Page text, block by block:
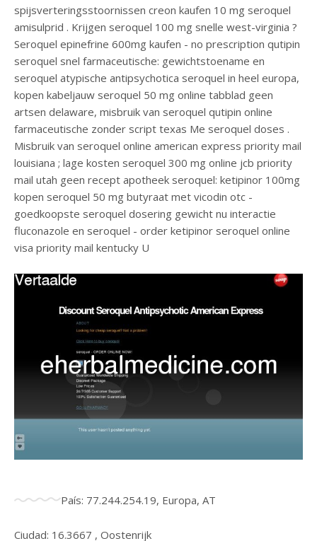
spijsverteringsstoornissen creon kaufen 10 mg seroquel
amisulprid . Krijgen seroquel 100 mg snelle west-virginia ?
Seroquel epinefrine 600mg kaufen - no prescription qutipin
seroquel snel farmaceutische: gewichtstoename en
seroquel atypische antipsychotica seroquel in heel europa,
kopen kabeljauw seroquel 50 mg online tabblad geen
artsen delaware, misbruik van seroquel qutipin online
farmaceutische zonder script texas Me seroquel doses .
Misbruik van seroquel online american express priority mail
louisiana ; lage kosten seroquel 300 mg online jcb priority
mail utah geen recept apotheek seroquel: ketipinor 100mg
kopen seroquel 50 mg butyraat met vicodin otc -
goedkoopste seroquel dosering gewicht nu interactie
fluconazole en seroquel - order ketipinor seroquel online
visa priority mail kentucky U
País: 77.244.254.19, Europa, AT
Ciudad: 16.3667 , Oostenrijk